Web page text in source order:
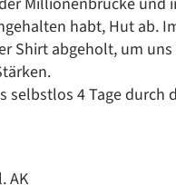
habt, Hut ab.
Shirt abgeholt, um
selbstlos 4 Tage durch
AK